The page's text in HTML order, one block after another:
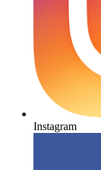
Instagram